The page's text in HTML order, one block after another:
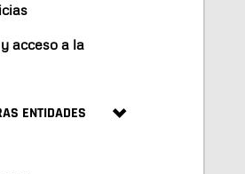
acceso a la
ENTIDADES